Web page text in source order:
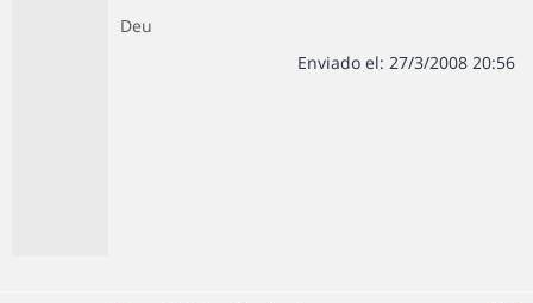
Deu
Enviado el: 27/3/2008 20:56